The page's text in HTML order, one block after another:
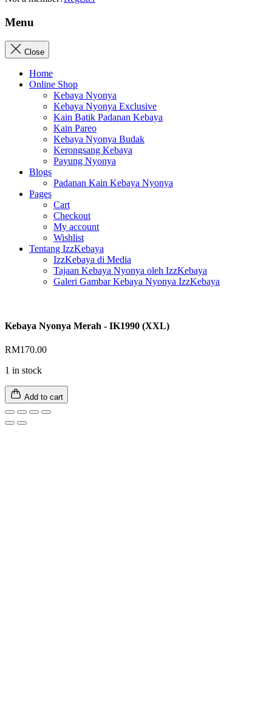
Menu
Close
Home
Online Shop
Kebaya Nyonya
Kebaya Nyonya Exclusive
Kain Batik Padanan Kebaya
Kain Pareo
Kebaya Nyonya Budak
Kerongsang Kebaya
Payung Nyonya
Blogs
Padanan Kain Kebaya Nyonya
Pages
Cart
Checkout
My account
Wishlist
Tentang IzzKebaya
IzzKebaya di Media
Tajaan Kebaya Nyonya oleh IzzKebaya
Galeri Gambar Kebaya Nyonya IzzKebaya
Kebaya Nyonya Merah - IK1990 (XXL)
RM170.00
1 in stock
Add to cart